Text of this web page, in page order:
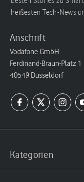
heißesten Tech-News
Anschrift
Vodafone GmbH
Ferdinand-Braun-Platz 1
40549 Düsseldorf
Kategorien